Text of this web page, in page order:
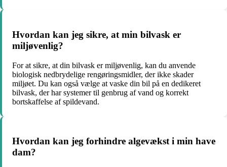
Hvordan kan jeg sikre, at min bilvask er
miljøvenlig?
For at sikre, at din bilvask er miljøvenlig, kan du anvende
biologisk nedbrydelige rengøringsmidler, der ikke skader
miljøet. Du kan også vælge at vaske din bil på en dedikeret
bilvask, der har systemer til genbrug af vand og korrekt
bortskaffelse af spildevand.
Hvordan kan jeg forhindre algevækst i min have
dam?